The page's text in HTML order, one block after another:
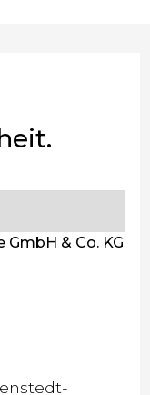
& Co. KG